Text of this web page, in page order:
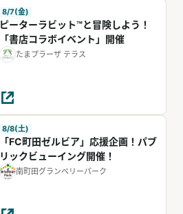
8/7(金)
ピーターラビット™と冒険しよう！
「書店コラボイベント」開催
たまプラーザ テラス
8/8(土)
「FC町田ゼルビア」応援企画！パブ
リックビューイング開催！
南町田グランベリーパーク